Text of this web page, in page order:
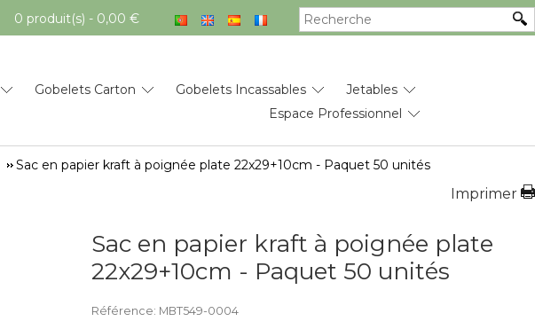
PANIER
0 produit(s) - 0,00 €
Gobelets Carton Gobelets Incassables
Jetables
Espace Professionnel
Sac en papier kraft à poignée plate 22x29+10cm - Paquet 50 unités
Imprimer
Sac en papier kraft à poignée plate
22x29+10cm - Paquet 50 unités
Référence: MBT549-0004